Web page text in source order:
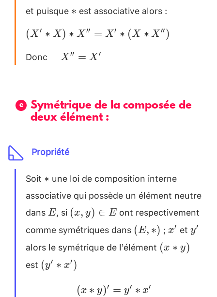
\\[0.2cm]
et puisque *
∗ est associative alors :
(X'*X)*X''=X'*
[0.2cm]
(X ′ ∗ X) ∗ X ′′ = X′ ∗ (X ∗ X ′′)
Donc
\quad
X ′′ = X ′
Symétrique de la composée de
deux élément :
Propriété
Soit *
∗ une loi de composition interne
associative qui possède un élément neutre
dansE
E, si (x,
y
E
(x, y) ∈ E ont respectivement
comme symétriques dans (E
,
(E, ∗) ;x'
x′ ety'
y′
alors le symétrique de l’élément (x*y)
(x ∗ y)
est (y'*x')
(y′ ∗ x′)
(x*y)'=y'*x'
(x ∗ y)′ = y′ ∗ x′